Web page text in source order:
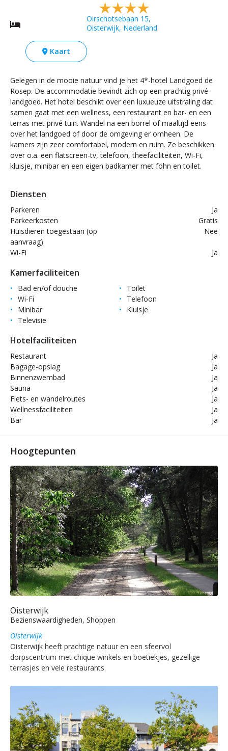
Oirschotsebaan 15,
Oisterwijk, Nederland
Kaart
Gelegen in de mooie natuur vind je het 4*-hotel Landgoed de
Rosep. De accommodatie bevindt zich op een prachtig privé-
landgoed. Het hotel beschikt over een luxueuze uitstraling dat
samen gaat met een wellness, een restaurant en bar- en een
terras met privé tuin. Wandel na een borrel of maaltijd eens
over het landgoed of door de omgeving er omheen. De
kamers zijn zeer comfortabel, modern en ruim. Ze beschikken
over o.a. een flatscreen-tv, telefoon, theefaciliteiten, Wi-Fi,
kluisje, minibar en een eigen badkamer met föhn en toilet.
Diensten
Parkeren
Ja
Parkeerkosten
Gratis
Huisdieren toegestaan (op
aanvraag)
Nee
Wi-Fi Ja
Kamerfaciliteiten
Bad en/of douche
Toilet
Wi-Fi
Telefoon
Minibar
Kluisje
Televisie
Hotelfaciliteiten
Restaurant
Ja
Bagage-opslag
Ja
Binnenzwembad
Ja
Sauna
Ja
Fiets- en wandelroutes
Ja
Wellnessfaciliteiten
Ja
Bar
Ja
Hoogtepunten
Oisterwijk
Bezienswaardigheden, Shoppen
Oisterwijk
Oisterwijk heeft prachtige natuur en een sfeervol
dorpscentrum met chique winkels en boetiekjes, gezellige
terrasjes en vele restaurants.